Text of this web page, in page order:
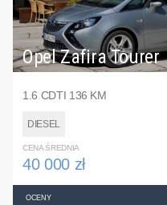
Opel Zafira Tourer
1.6 CDTI 136 KM
DIESEL
CENA ŚREDNIA
40 000 zł
OCENY